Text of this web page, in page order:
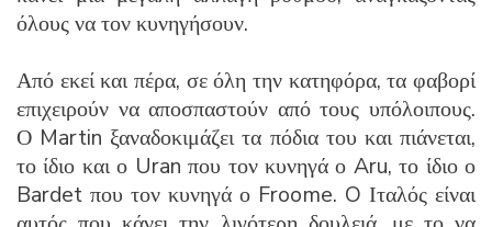
όλους να τον κυνηγήσουν.
Από εκεί και πέρα, σε όλη την κατηφόρα, τα φαβορί
επιχειρούν να αποσπαστούν από τους υπόλοιπους.
Ο Martin ξαναδοκιμάζει τα πόδια του και πιάνεται,
το ίδιο και ο Uran που τον κυνηγά ο Aru, το ίδιο ο
Bardet που τον κυνηγά ο Froome. O Ιταλός είναι